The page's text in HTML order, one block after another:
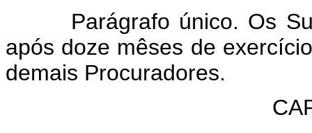
Parágrafo único. Os
após doze mêses de
demais Procuradores.